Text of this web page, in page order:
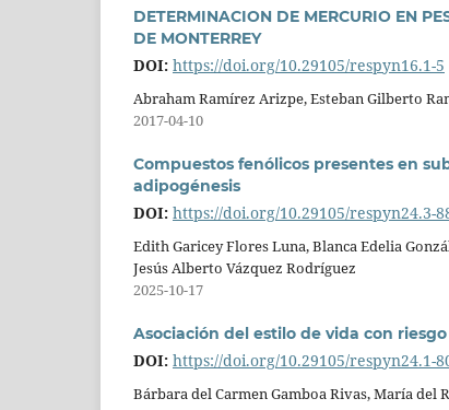
DETERMINACION DE MERCURIO EN
DE MONTERREY
DOI: https://doi.org/10.29105/respyn16.1-5
Abraham Ramírez Arizpe, Esteban Gilberto
2017-04-10
Compuestos fenólicos presentes en
adipogénesis
DOI: https://doi.org/10.29105/respyn24.3-
Edith Garicey Flores Luna, Blanca Edelia
Jesús Alberto Vázquez Rodríguez
2025-10-17
Asociación del estilo de vida con
DOI: https://doi.org/10.29105/respyn24.1-
Bárbara del Carmen Gamboa Rivas, María del